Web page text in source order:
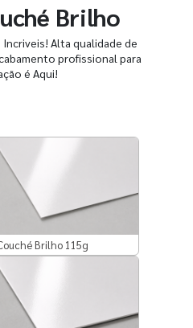
Brilho
Alta qualidade de
profissional para
é Aqui!
Brilho 115g